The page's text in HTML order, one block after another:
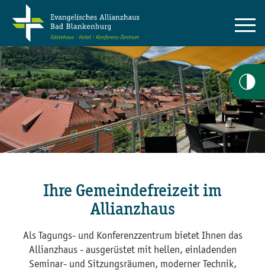
Ihre Gemeindefreizeit im
Allianzhaus
Als Tagungs- und Konferenzzentrum bietet Ihnen das
Allianzhaus - ausgerüstet mit hellen, einladenden
Seminar- und Sitzungsräumen, moderner Technik,